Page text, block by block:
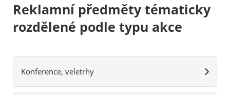
Reklamní předměty tématicky
rozdělené podle typu akce
Konference, veletrhy